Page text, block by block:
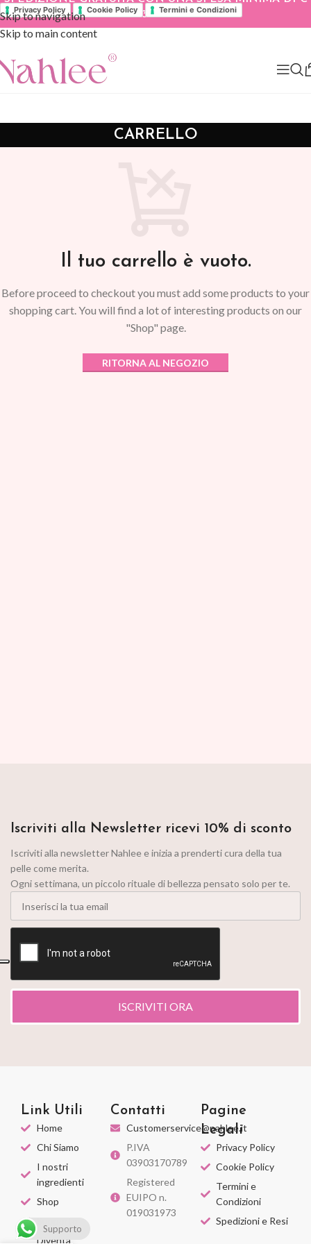
Privacy Policy Cookie Policy Termini e Condizioni
Skip to navigation
Skip to main content
CARRELLO
Il tuo carrello è vuoto.
Before proceed to checkout you must add some products to your
shopping cart. You will find a lot of interesting products on our
"Shop" page.
RITORNA AL NEGOZIO
Iscriviti alla Newsletter ricevi 10% di sconto
Iscriviti alla newsletter Nahlee e inizia a prenderti cura della tua
pelle come merita.
Ogni settimana, un piccolo rituale di bellezza pensato solo per te.
ISCRIVITI ORA
Link Utili
Home
Chi Siamo
I nostri
ingredienti
Shop
Diventa
Contatti
Customerservice@nahlee.it
P.IVA
03903170789
Registered
EUIPO n.
019031973
Pagine
Legali
Privacy Policy
Cookie Policy
Termini e
Condizioni
Spedizioni e Resi
39.90
Supporto